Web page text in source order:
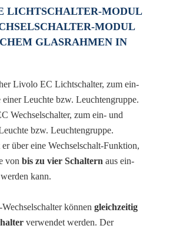
LICHTSCHALTER-MODUL
MODUL
GLASRAHMEN IN
Livolo EC Lichtschalter, zum ein-
einer Leuchte bzw. Leuchtengruppe.
Wechselschalter, zum ein- und
bzw. Leuchtengruppe.
über eine Wechselschalt-Funktion,
von bis zu vier Schaltern aus ein-
kann.
können gleichzeitig
verwendet werden. Der